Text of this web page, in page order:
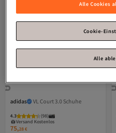
adidas VL Court 3.0 Schuhe
4.3 (98)
Versand Kostenlos
Gratis Versand
Versand Kostenlos
75,28€
Alle Cookies
Cookie-
Alle